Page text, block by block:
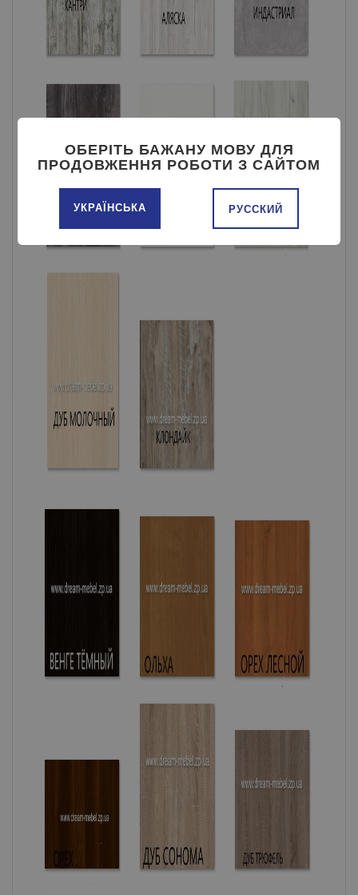
ОБЕРІТЬ БАЖАНУ МОВУ ДЛЯ
ПРОДОВЖЕННЯ РОБОТИ З САЙТОМ
УКРАЇНСЬКА РУССКИЙ